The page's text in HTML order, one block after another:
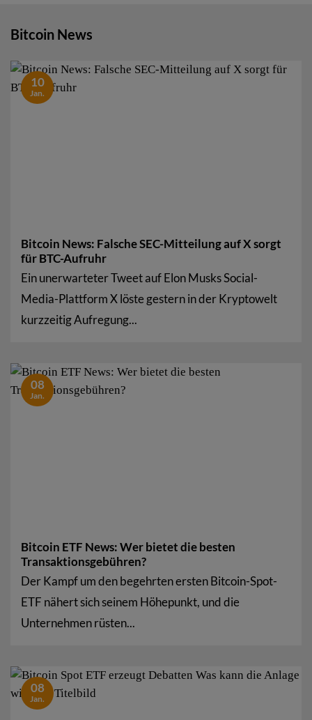
Bitcoin News
Bitcoin News: Falsche SEC-Mitteilung auf X sorgt
für BTC-Aufruhr
Ein unerwarteter Tweet auf Elon Musks Social-
Media-Plattform X löste gestern in der Kryptowelt
kurzzeitig Aufregung...
10
Jan.
Bitcoin ETF News: Wer bietet die besten
Transaktionsgebühren?
Der Kampf um den begehrten ersten Bitcoin-Spot-
ETF nähert sich seinem Höhepunkt, und die
Unternehmen rüsten...
08
Jan.
08
Jan.